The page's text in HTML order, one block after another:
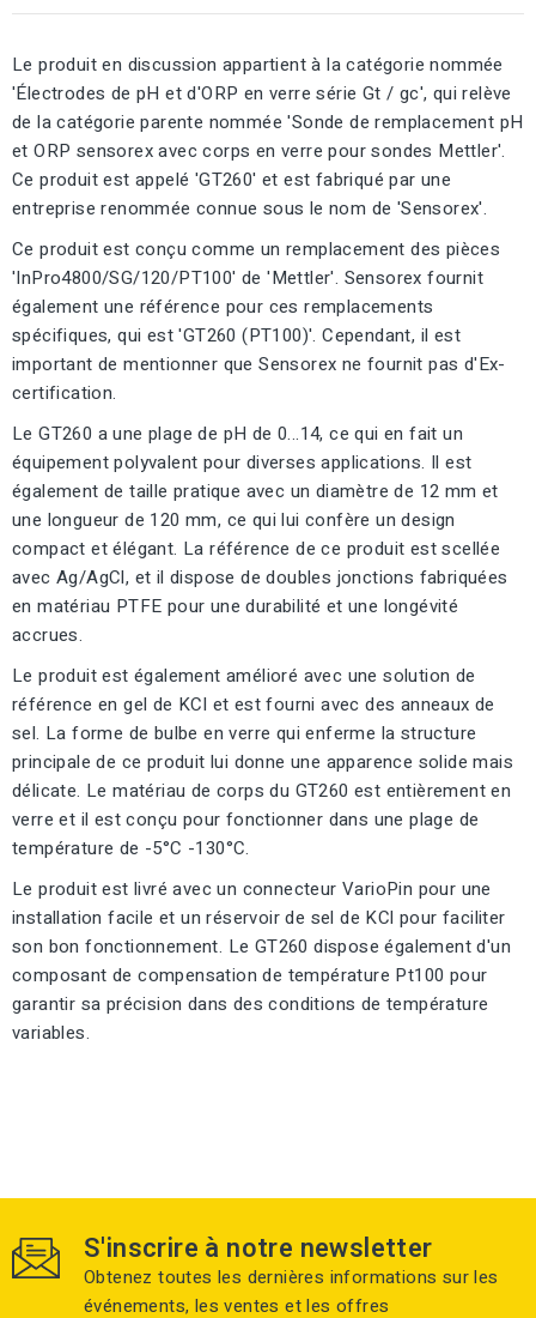
Le produit en discussion appartient à la catégorie nommée
'Électrodes de pH et d'ORP en verre série Gt / gc', qui relève
de la catégorie parente nommée 'Sonde de remplacement pH
et ORP sensorex avec corps en verre pour sondes Mettler'.
Ce produit est appelé 'GT260' et est fabriqué par une
entreprise renommée connue sous le nom de 'Sensorex'.
Ce produit est conçu comme un remplacement des pièces
'InPro4800/SG/120/PT100' de 'Mettler'. Sensorex fournit
également une référence pour ces remplacements
spécifiques, qui est 'GT260 (PT100)'. Cependant, il est
important de mentionner que Sensorex ne fournit pas d'Ex-
certification.
Le GT260 a une plage de pH de 0...14, ce qui en fait un
équipement polyvalent pour diverses applications. Il est
également de taille pratique avec un diamètre de 12 mm et
une longueur de 120 mm, ce qui lui confère un design
compact et élégant. La référence de ce produit est scellée
avec Ag/AgCl, et il dispose de doubles jonctions fabriquées
en matériau PTFE pour une durabilité et une longévité
accrues.
Le produit est également amélioré avec une solution de
référence en gel de KCl et est fourni avec des anneaux de
sel. La forme de bulbe en verre qui enferme la structure
principale de ce produit lui donne une apparence solide mais
délicate. Le matériau de corps du GT260 est entièrement en
verre et il est conçu pour fonctionner dans une plage de
température de -5°C -130°C.
Le produit est livré avec un connecteur VarioPin pour une
installation facile et un réservoir de sel de KCl pour faciliter
son bon fonctionnement. Le GT260 dispose également d'un
composant de compensation de température Pt100 pour
garantir sa précision dans des conditions de température
variables.
S'inscrire à notre newsletter
Obtenez toutes les dernières informations sur les
événements, les ventes et les offres